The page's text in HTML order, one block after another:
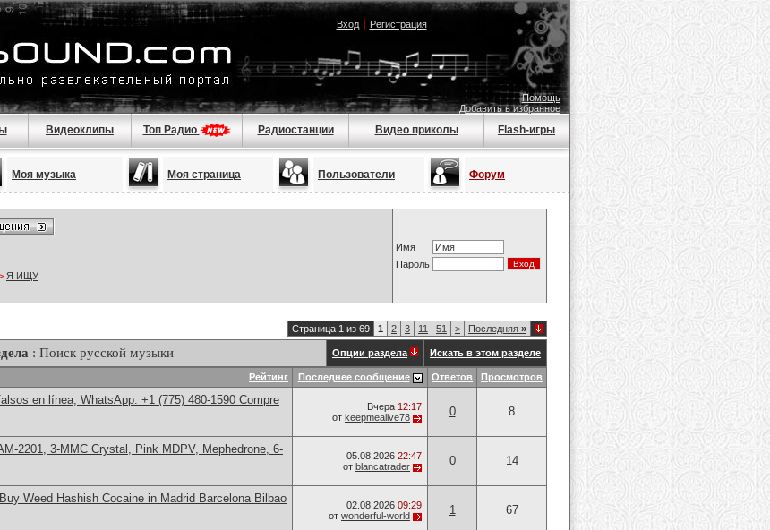
Вход| Регистрация
Помощь
Добавить в избранное
Видеоклипы Топ Радио Радиостанции Видео приколы Flash-игры
Моя музыка Моя страница Пользователи Форум
Имя
Пароль
Я ИЩУ
Страница 1 из 69 1 2 3 11 51 > Последняя »
: Поиск русской музыки Опции раздела Искать в этом разделе
Рейтинг Последнее сообщение Ответов Просмотров
en línea, WhatsApp: +1 (775) 480-1590 Compre
Вчера 12:17
от keepmealive78 0 8
2201, 3-MMC Crystal, Pink MDPV, Mephedrone, 6-
05.08.2026 22:47
от blancatrader 0 14
Weed Hashish Cocaine in Madrid Barcelona Bilbao
02.08.2026 09:29
от wonderful-world 1 67